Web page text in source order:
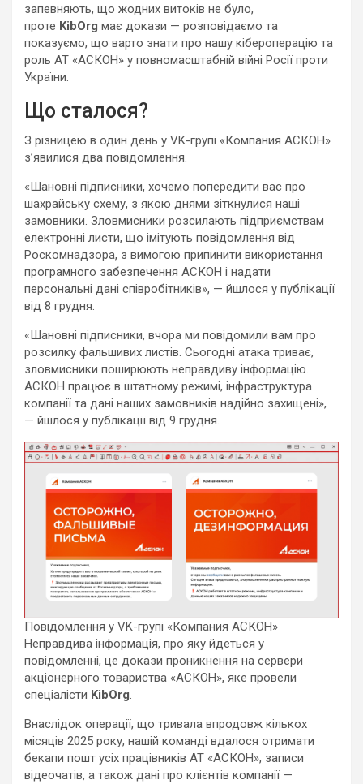
запевняють, що жодних витоків не було,
проте KibOrg має докази — розповідаємо та
показуємо, що варто знати про нашу кібероперацію та
роль АТ «АСКОН» у повномасштабній війні Росії проти
України.
Що сталося?
З різницею в один день у VK-групі «Компания АСКОН»
зʼявилися два повідомлення.
«Шановні підписники, хочемо попередити вас про
шахрайську схему, з якою днями зіткнулися наші
замовники. Зловмисники розсилають підприємствам
електронні листи, що імітують повідомлення від
Роскомнадзора, з вимогою припинити використання
програмного забезпечення АСКОН і надати
персональні дані співробітників», — йшлося у публікації
від 8 грудня.
«Шановні підписники, вчора ми повідомили вам про
розсилку фальшивих листів. Сьогодні атака триває,
зловмисники поширюють неправдиву інформацію.
АСКОН працює в штатному режимі, інфраструктура
компанії та дані наших замовників надійно захищені»,
— йшлося у публікації від 9 грудня.
Повідомлення у VK-групі «Компания АСКОН»
Неправдива інформація, про яку йдеться у
повідомленні, це докази проникнення на сервери
акціонерного товариства «АСКОН», яке провели
спеціалісти KibOrg.
Внаслідок операції, що тривала впродовж кількох
місяців 2025 року, нашій команді вдалося отримати
бекапи пошт усіх працівників АТ «АСКОН», записи
відеочатів, а також дані про клієнтів компанії —